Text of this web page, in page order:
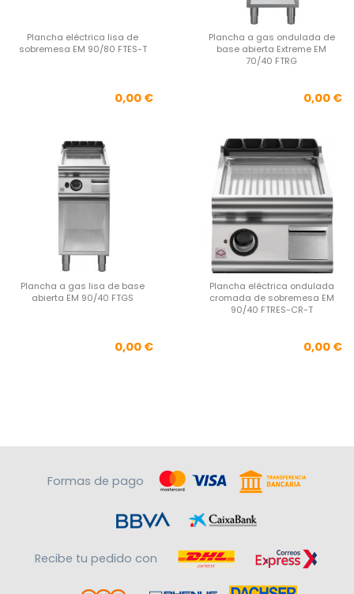
Plancha eléctrica lisa de
sobremesa EM 90/80 FTES-T
Precio
0,00 €
Plancha a gas ondulada de
base abierta Extreme EM
70/40 FTRG
0,00 €
Plancha a gas lisa de base
abierta EM 90/40 FTGS
Precio
0,00 €
Plancha eléctrica ondulada
cromada de sobremesa EM
90/40 FTRES-CR-T
0,00 €
Formas de pago
Recibe tu pedido con